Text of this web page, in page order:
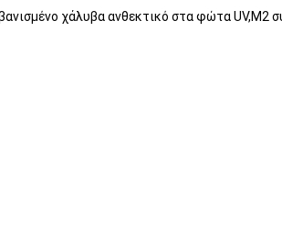
χάλυβα ανθεκτικό στα φώτα UV,M2